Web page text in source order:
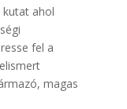
kutat ahol
fel a
magas